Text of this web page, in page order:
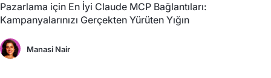
Pazarlama için En İyi Claude MCP Bağlantıları:
Kampanyalarınızı Gerçekten Yürüten Yığın
Manasi Nair